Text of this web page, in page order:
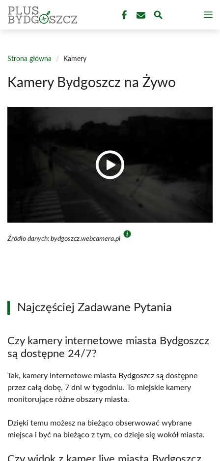
Przejdź
do
treści
Strona główna / Kamery
Kamery Bydgoszcz na Żywo
Źródło danych: bydgoszcz.webcamera.pl
Najczęściej Zadawane Pytania
Czy kamery internetowe miasta Bydgoszcz
są dostępne 24/7?
Tak, kamery internetowe miasta Bydgoszcz są dostępne
przez całą dobę, 7 dni w tygodniu. To miejskie kamery
monitorujące różne obszary miasta.
Dzięki temu możesz na bieżąco obserwować wybrane
miejsca i być na bieżąco z tym, co dzieje się wokół miasta.